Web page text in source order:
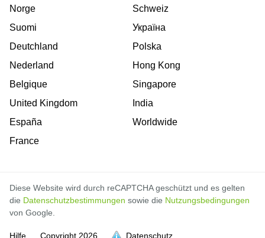
Norge
Suomi
Deutchland
Nederland
Belgique
United Kingdom
España
France
Schweiz
Україна
Polska
Hong Kong
Singapore
India
Worldwide
Diese Website wird durch reCAPTCHA geschützt und es gelten
die Datenschutzbestimmungen sowie die Nutzungsbedingungen
von Google.
Hilfe Copyright 2026 Datenschutz